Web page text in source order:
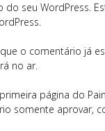
do seu WordPress.
o comentário já
no ar.
página do
somente aprovar,